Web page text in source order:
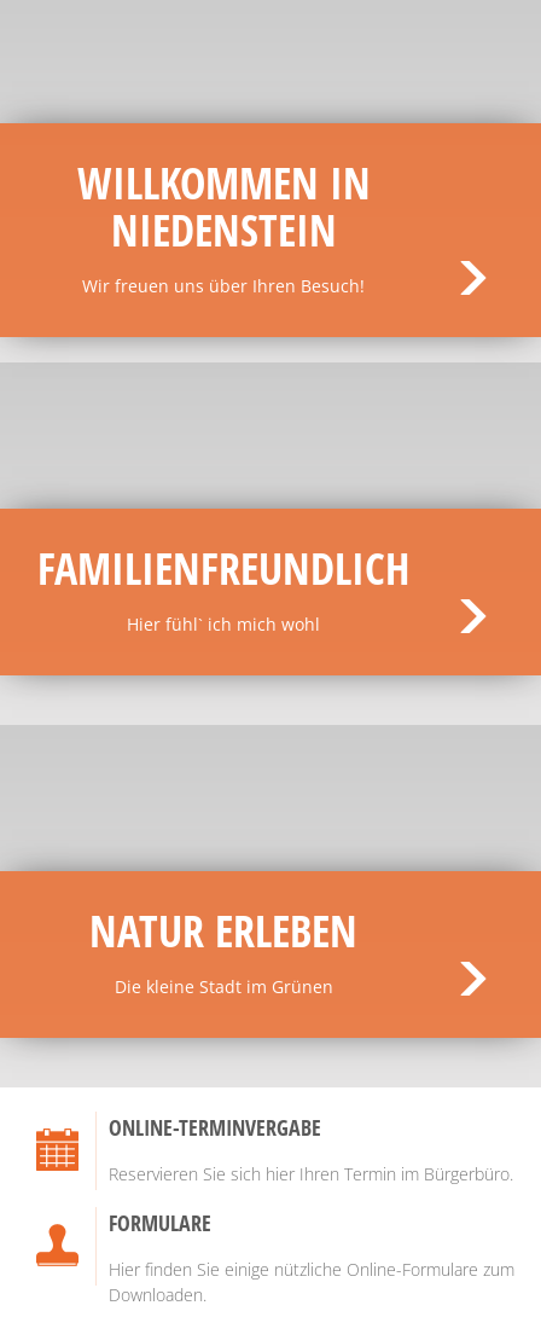
WILLKOMMEN IN
NIEDENSTEIN
Wir freuen uns über Ihren Besuch!
FAMILIENFREUNDLICH
Hier fühl` ich mich wohl
NATUR ERLEBEN
Die kleine Stadt im Grünen
STARTSEITEONLINE-TERMINVERGABE
Reservieren Sie sich hier Ihren Termin im Bürgerbüro.
FORMULARE
Hier finden Sie einige nützliche Online-Formulare zum
Downloaden.